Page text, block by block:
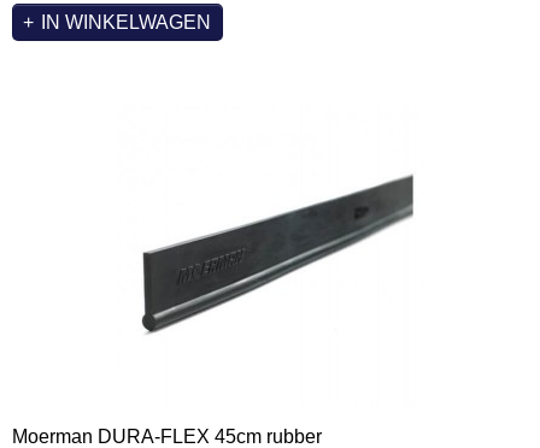
IN WINKELWAGEN
Moerman DURA-FLEX 45cm rubber